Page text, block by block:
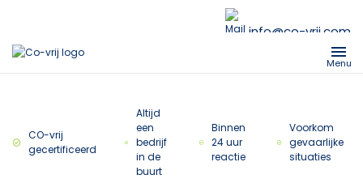
info@co-vrij.com
Menu
CO-vrij
gecertificeerd
Altijd
een
bedrijf
in de
buurt
Binnen
24 uur
reactie
Voorkom
gevaarlijke
situaties